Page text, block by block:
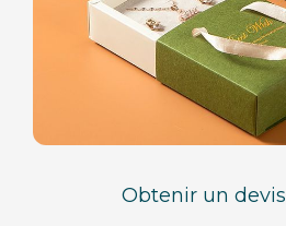
Obtenir un devis